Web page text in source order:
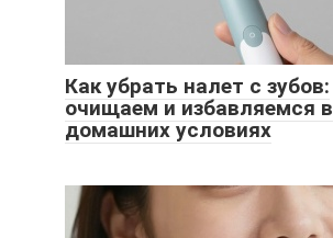
Как убрать налет с зубов:
очищаем и избавляемся в
домашних условиях